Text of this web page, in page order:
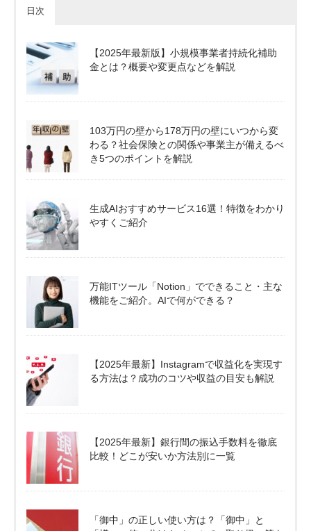
日次
【2025年最新版】小規模事業者持続化補助
金とは？概要や変更点などを解説
103万円の壁から178万円の壁にいつから変
わる？社会保険との関係や事業主が備えるべ
き5つのポイントを解説
生成AIおすすめサービス16選！特徴をわかり
やすくご紹介
万能ITツール「Notion」でできること・主な
機能をご紹介。AIで何ができる？
【2025年最新】Instagramで収益化を実現す
る方法は？成功のコツや収益の目安も解説
【2025年最新】銀行間の振込手数料を徹底
比較！どこが安いか方法別に一覧
「御中」の正しい使い方は？「御中」と